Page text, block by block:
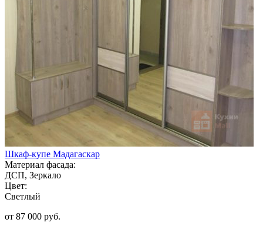
Шкаф-купе Мадагаскар
Материал фасада:
ДСП, Зеркало
Цвет:
Светлый
от 87 000 руб.